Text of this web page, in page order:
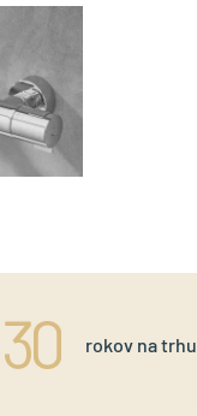
rokov na trhu